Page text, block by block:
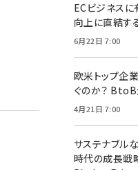
ECビジネスに
向上に直結す
6月22日 7:00
欧米トップ企
ぐのか？
4月21日 7:00
サステナブル
時代の成長戦